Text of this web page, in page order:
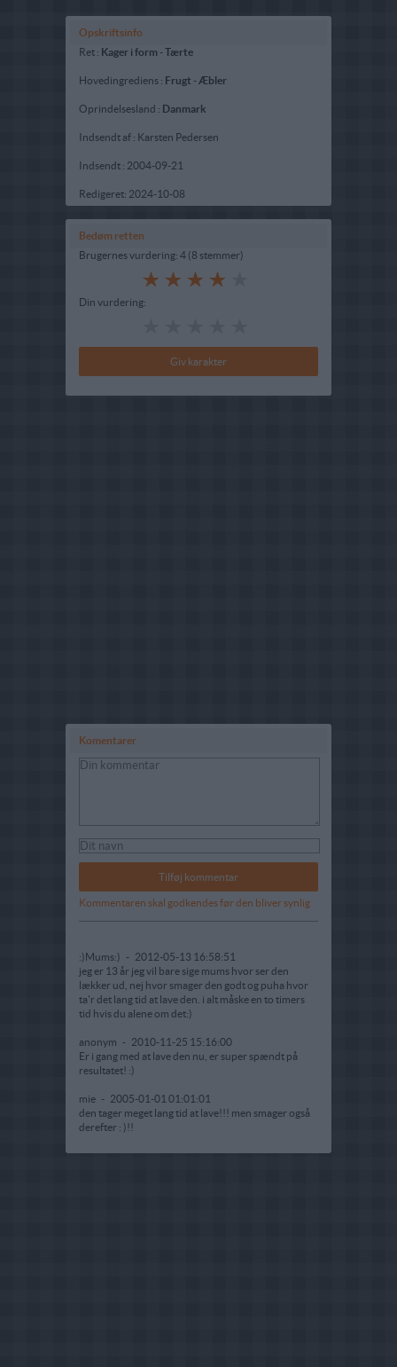
Opskriftsinfo
Ret : Kager i form -Tærte
Hovedingrediens : Frugt -Æbler
Oprindelsesland : Danmark
Indsendt af : Karsten Pedersen
Indsendt : 2004-09-21
Redigeret: 2024-10-08
Bedøm retten
Brugernes vurdering: 4 (8 stemmer)
Din vurdering:
Komentarer
Kommentaren skal godkendes før den bliver synlig
:)Mums:) - 2012-05-13 16:58:51
jeg er 13 år jeg vil bare sige mums hvor ser den
lækker ud, nej hvor smager den godt og puha hvor
ta'r det lang tid at lave den. i alt måske en to timers
tid hvis du alene om det:)
anonym - 2010-11-25 15:16:00
Er i gang med at lave den nu, er super spændt på
resultatet! :)
mie - 2005-01-01 01:01:01
den tager meget lang tid at lave!!! men smager også
derefter : )!!